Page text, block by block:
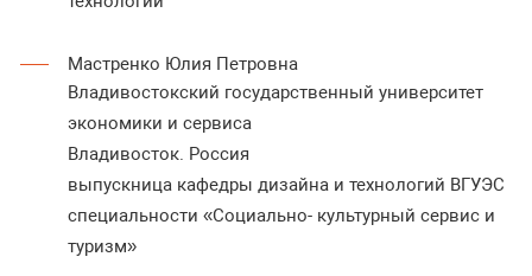
Мастренко Юлия Петровна
Владивостокский государственный университет
экономики и сервиса
Владивосток. Россия
выпускница кафедры дизайна и технологий ВГУЭС
специальности «Социально- культурный сервис и
туризм»